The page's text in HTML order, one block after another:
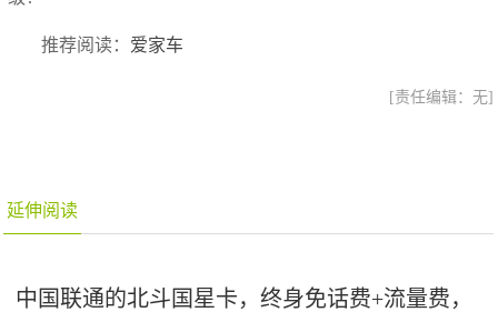
推荐阅读： 爱家车
[责任编辑：无]
延伸阅读
中国联通的北斗国星卡，终身免话费+流量费，